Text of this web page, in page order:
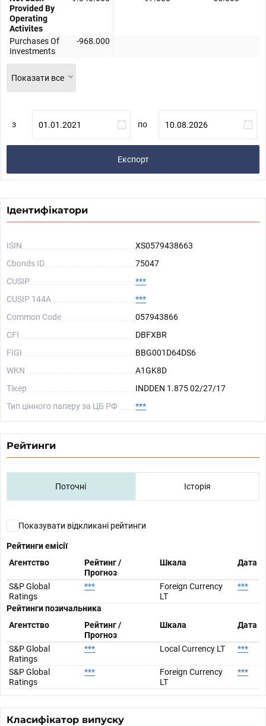
Provided By
Operating
Activites
Purchases Of
Investments
-968.000
Показати все
з по
Експорт
Ідентифікатори
ISIN
XS0579438663
Cbonds ID
75047
CUSIP
***
CUSIP 144A
***
Common Code
057943866
CFI
DBFXBR
FIGI
BBG001D64DS6
WKN
A1GK8D
Тікер
INDDEN 1.875 02/27/17
Тип цінного паперу за ЦБ РФ
***
Рейтинги
Поточні Історія
Показувати відкликані рейтинги
Рейтинги емісії
Агентство
Рейтинг /
Прогноз
Шкала Дата
S&P Global
Ratings
***
Foreign Currency
LT
***
Рейтинги позичальника
Агентство
Рейтинг /
Прогноз
Шкала Дата
S&P Global
Ratings
*** Local Currency LT ***
S&P Global
Ratings
***
Foreign Currency
LT
***
Класифікатор випуску